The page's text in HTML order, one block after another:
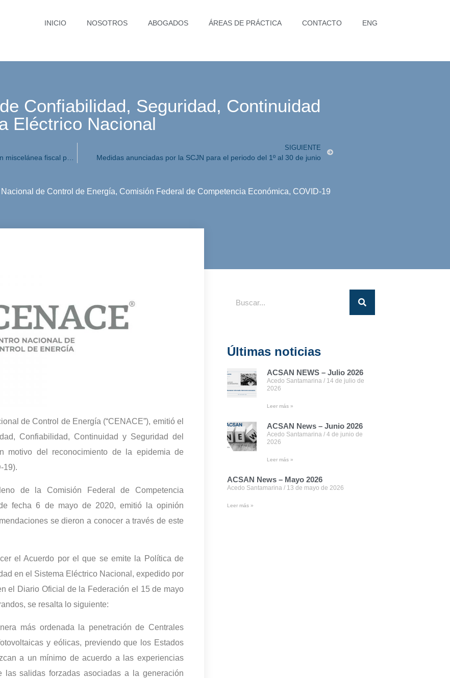
INICIO NOSOTROS ABOGADOS ÁREAS DE PRÁCTICA CONTACTO ENG
Confiabilidad, Seguridad, Continuidad
Eléctrico Nacional
SIGUIENTE
Medidas anunciadas por la SCJN para el periodo del 1º al 30 de junio
de Control de Energía, Comisión Federal de Competencia Económica, COVID-19
de Control de Energía (“CENACE”), emitió el
Confiabilidad, Continuidad y Seguridad del
motivo del reconocimiento de la epidemia de
19).
de la Comisión Federal de Competencia
fecha 6 de mayo de 2020, emitió la opinión
se dieron a conocer a través de este
el Acuerdo por el que se emite la Política de
en el Sistema Eléctrico Nacional, expedido por
el Diario Oficial de la Federación el 15 de mayo
se resalta lo siguiente:
más ordenada la penetración de Centrales
y eólicas, previendo que los Estados
a un mínimo de acuerdo a las experiencias
las salidas forzadas asociadas a la generación
Últimas noticias
ACSAN NEWS – Julio 2026
Acedo Santamarina 14 de julio de
2026
Leer más »
ACSAN News – Junio 2026
Acedo Santamarina 4 de junio de
2026
Leer más »
ACSAN News – Mayo 2026
Acedo Santamarina 13 de mayo de 2026
Leer más »